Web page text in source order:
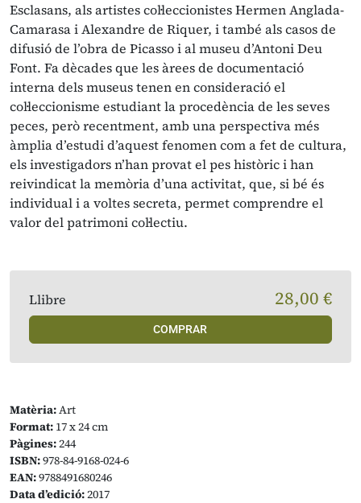
Esclasans, als artistes col·leccionistes Hermen Anglada-
Camarasa i Alexandre de Riquer, i també als casos de
difusió de l’obra de Picasso i al museu d’Antoni Deu
Font. Fa dècades que les àrees de documentació
interna dels museus tenen en consideració el
col·leccionisme estudiant la procedència de les seves
peces, però recentment, amb una perspectiva més
àmplia d’estudi d’aquest fenomen com a fet de cultura,
els investigadors n’han provat el pes històric i han
reivindicat la memòria d’una activitat, que, si bé és
individual i a voltes secreta, permet comprendre el
valor del patrimoni col·lectiu.
Matèria:Art
Format: 17 x 24 cm
Pàgines:244
ISBN:978-84-9168-024-6
EAN:9788491680246
Data d’edició:2017
Llibre 28,00 €
COMPRAR